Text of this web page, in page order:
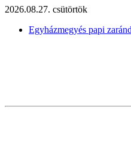
2026.08.27. csütörtök
Egyházmegyés papi